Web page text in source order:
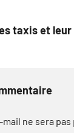
taxis et
ne sera pas